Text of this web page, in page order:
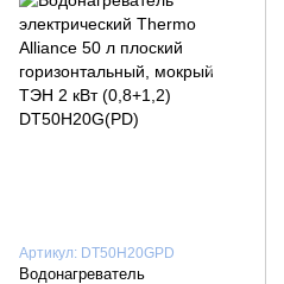
Артикул: DT50H20GPD
Водонагреватель